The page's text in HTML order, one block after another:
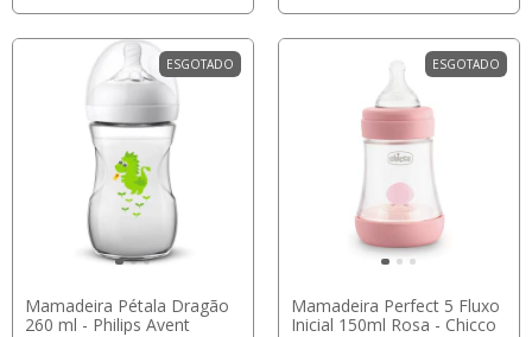
ESGOTADO
Mamadeira Pétala Dragão
260 ml - Philips Avent
ESGOTADO
Mamadeira Perfect 5 Fluxo
Inicial 150ml Rosa - Chicco